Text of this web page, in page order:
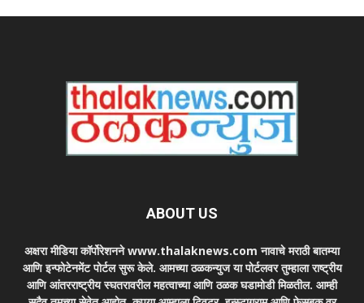
ABOUT US
अक्षरा मीडिया कॉर्पोरेशनने www.thalaknews.com नावाचे मराठी बातम्या
आणि इन्फोटेनमेंट पोर्टल सुरू केले. आमच्या ठळकन्युज या पोर्टलवर तुम्हाला राष्ट्रीय
आणि आंतरराष्ट्रीय स्घतरावरील महत्वाच्या आणि ठळक घडामोडी मिळतील. आम्ही